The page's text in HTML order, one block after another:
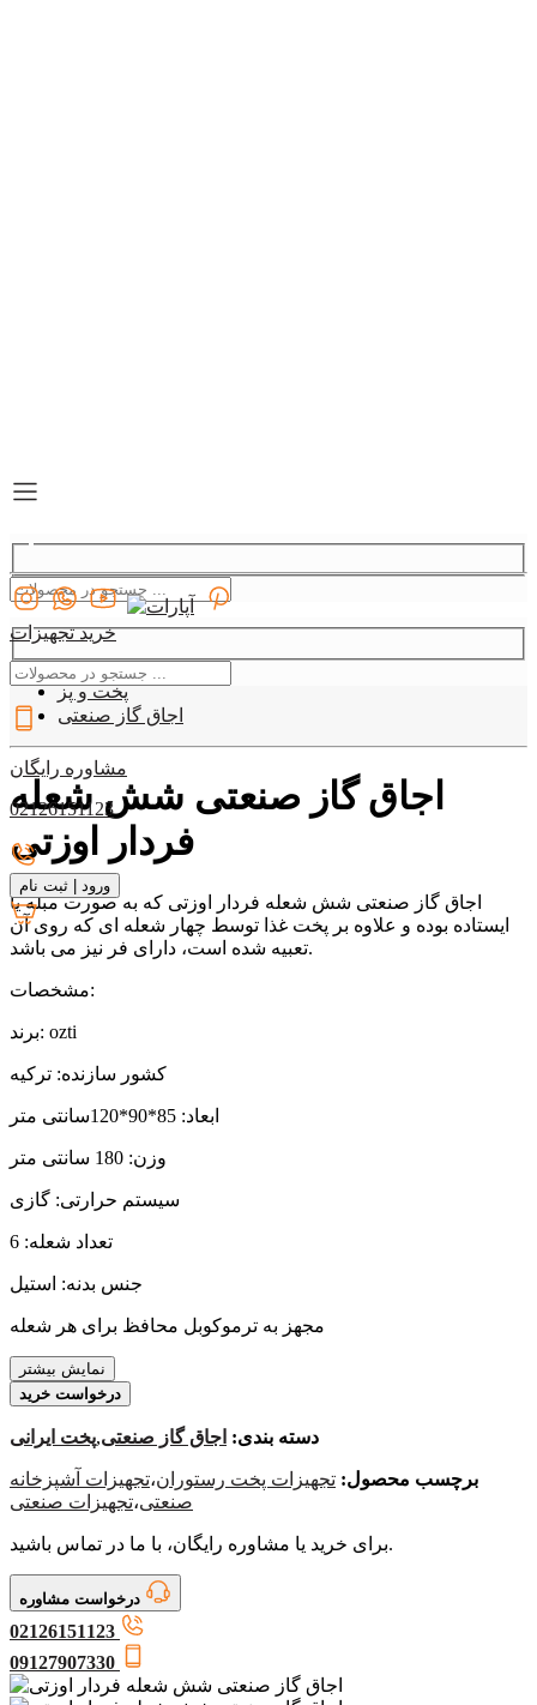
خرید تجهیزات
09127907330
مشاوره رایگان
02126151123
ورود | ثبت نام
دسته بندی
پخت و پز
اجاق گاز صنعتی
اجاق گاز صنعتی شش شعله
فردار اوزتی
اجاق گاز صنعتی شش شعله فردار اوزتی که به صورت مبله یا
ایستاده بوده و علاوه بر پخت غذا توسط چهار شعله ای که روی آن
تعبیه شده است، دارای فر نیز می باشد.
مشخصات:
برند: ozti
کشور سازنده: ترکیه
ابعاد: 85*90*120سانتی متر
وزن: 180 سانتی متر
سیستم حرارتی: گازی
تعداد شعله: 6
جنس بدنه: استیل
مجهز به ترموکوبل محافظ برای هر شعله
نمایش بیشتر
درخواست خرید
دسته بندی: اجاق گاز صنعتی,پخت ایرانی
برچسب محصول: تجهیزات پخت رستوران،تجهیزات آشپزخانه
صنعتی،تجهیزات صنعتی
برای خرید یا مشاوره رایگان، با ما در تماس باشید.
درخواست مشاوره
02126151123
09127907330